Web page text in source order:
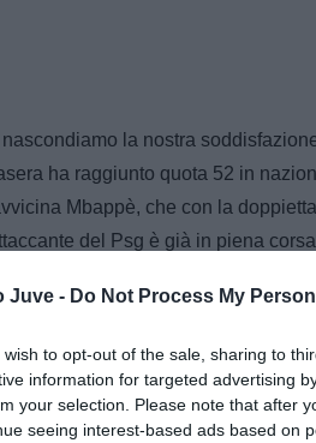
Juve - Do Not Process My
wish to opt-out of the sale, sharing to
information for targeted advertising
your selection. Please note that after
seeing interest-based ads based on
la nostra
ha raggiunto quota 52 in
Mbappè, che con la
del Psg è già in piena